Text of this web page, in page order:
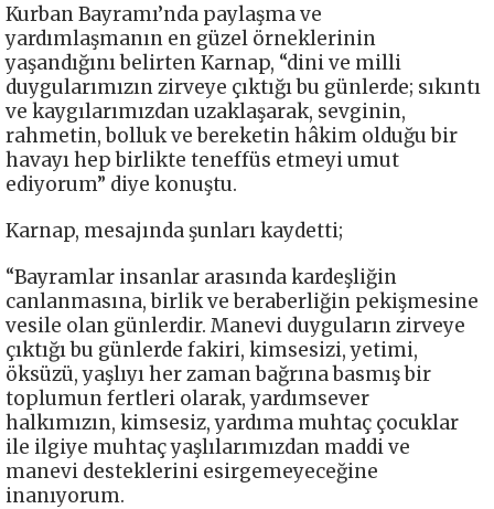
Kurban Bayramı’nda paylaşma ve
yardımlaşmanın en güzel örneklerinin
yaşandığını belirten Karnap, “dini ve milli
duygularımızın zirveye çıktığı bu günlerde; sıkıntı
ve kaygılarımızdan uzaklaşarak, sevginin,
rahmetin, bolluk ve bereketin hâkim olduğu bir
havayı hep birlikte teneffüs etmeyi umut
ediyorum” diye konuştu.
Karnap, mesajında şunları kaydetti;
“Bayramlar insanlar arasında kardeşliğin
canlanmasına, birlik ve beraberliğin pekişmesine
vesile olan günlerdir. Manevi duyguların zirveye
çıktığı bu günlerde fakiri, kimsesizi, yetimi,
öksüzü, yaşlıyı her zaman bağrına basmış bir
toplumun fertleri olarak, yardımsever
halkımızın, kimsesiz, yardıma muhtaç çocuklar
ile ilgiye muhtaç yaşlılarımızdan maddi ve
manevi desteklerini esirgemeyeceğine
inanıyorum.